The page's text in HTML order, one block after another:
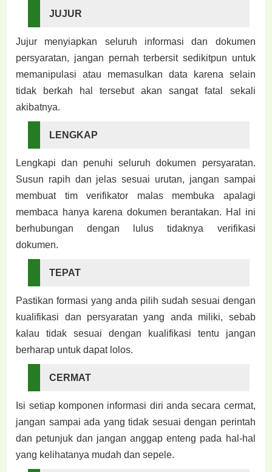
JUJUR
Jujur menyiapkan seluruh informasi dan dokumen
persyaratan, jangan pernah terbersit sedikitpun untuk
memanipulasi atau memasulkan data karena selain
tidak berkah hal tersebut akan sangat fatal sekali
akibatnya.
LENGKAP
Lengkapi dan penuhi seluruh dokumen persyaratan.
Susun rapih dan jelas sesuai urutan, jangan sampai
membuat tim verifikator malas membuka apalagi
membaca hanya karena dokumen berantakan. Hal ini
berhubungan dengan lulus tidaknya verifikasi
dokumen.
TEPAT
Pastikan formasi yang anda pilih sudah sesuai dengan
kualifikasi dan persyaratan yang anda miliki, sebab
kalau tidak sesuai dengan kualifikasi tentu jangan
berharap untuk dapat lolos.
CERMAT
Isi setiap komponen informasi diri anda secara cermat,
jangan sampai ada yang tidak sesuai dengan perintah
dan petunjuk dan jangan anggap enteng pada hal-hal
yang kelihatanya mudah dan sepele.